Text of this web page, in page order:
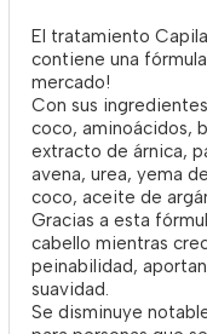
El tratamiento
contiene una
mercado!
Con sus
coco, aminoácidos,
extracto de árnica,
avena, urea, yema
coco, aceite de
Gracias a esta
cabello mientras
peinabilidad,
suavidad.
Se disminuye